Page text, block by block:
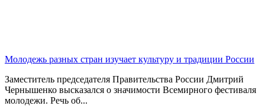
Молодежь разных стран изучает культуру и традиции России
Заместитель председателя Правительства России Дмитрий
Чернышенко высказался о значимости Всемирного фестиваля
молодежи. Речь об...